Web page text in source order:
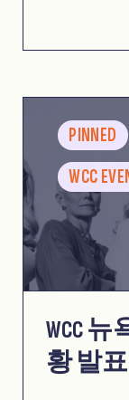
PINNED
WCC
WCC
황 발표